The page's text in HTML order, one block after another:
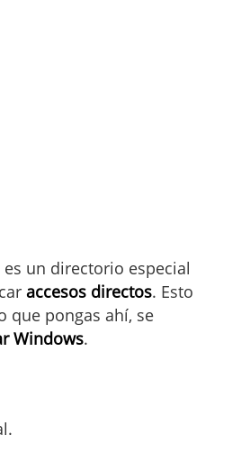
es un directorio especial
accesos directos. Esto
que pongas ahí, se
Windows.